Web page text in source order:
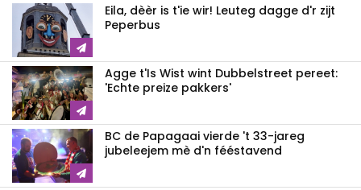
Eila, dèèr is t'ie wir! Leuteg dagge d'r zijt
Peperbus
Agge t'Is Wist wint Dubbelstreet pereet:
'Echte preize pakkers'
BC de Papagaai vierde 't 33-jareg
jubeleejem mè d'n fééstavend